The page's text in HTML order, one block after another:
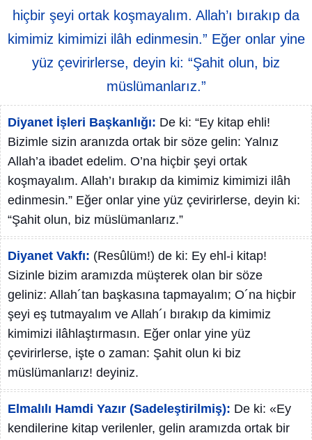
hiçbir şeyi ortak koşmayalım. Allah’ı bırakıp da
kimimiz kimimizi ilâh edinmesin.” Eğer onlar yine
yüz çevirirlerse, deyin ki: “Şahit olun, biz
müslümanlarız.”
Diyanet İşleri Başkanlığı: De ki: “Ey kitap ehli!
Bizimle sizin aranızda ortak bir söze gelin: Yalnız
Allah’a ibadet edelim. O’na hiçbir şeyi ortak
koşmayalım. Allah’ı bırakıp da kimimiz kimimizi ilâh
edinmesin.” Eğer onlar yine yüz çevirirlerse, deyin ki:
“Şahit olun, biz müslümanlarız.”
Diyanet Vakfı: (Resûlüm!) de ki: Ey ehl-i kitap!
Sizinle bizim aramızda müşterek olan bir söze
geliniz: Allah´tan başkasına tapmayalım; O´na hiçbir
şeyi eş tutmayalım ve Allah´ı bırakıp da kimimiz
kimimizi ilâhlaştırmasın. Eğer onlar yine yüz
çevirirlerse, işte o zaman: Şahit olun ki biz
müslümanlarız! deyiniz.
Elmalılı Hamdi Yazır (Sadeleştirilmiş): De ki: «Ey
kendilerine kitap verilenler, gelin aramızda ortak bir